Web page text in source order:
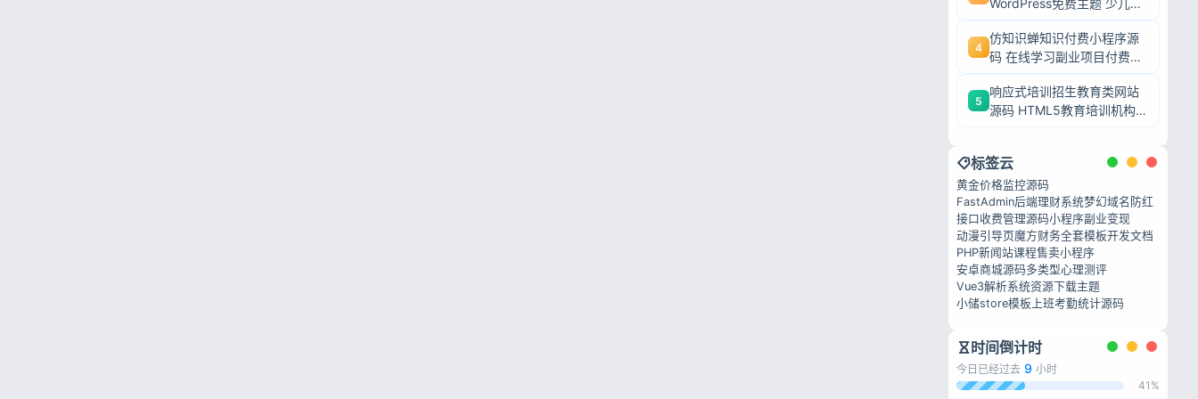
WordPress免费主题 少儿培
4
仿知识蝉知识付费小程序源
码 在线学习副业项目付费系
5
响应式培训招生教育类网站
源码 HTML5教育培训机构
标签云
黄金价格监控源码
FastAdmin后端理财系统梦幻域名防红
接口收费管理源码小程序副业变现
动漫引导页魔方财务全套模板开发文档
PHP新闻站课程售卖小程序
安卓商城源码多类型心理测评
Vue3解析系统资源下载主题
小储store模板 上班考勤统计源码
时间倒计时
今日已经过去 9 小时
41%